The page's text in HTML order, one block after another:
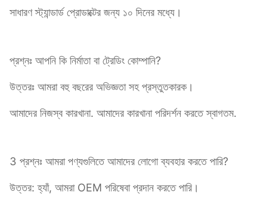
সাধারণ স্ট্যান্ডার্ড প্রোডাক্টের জন্য ১০ দিনের মধ্যে।
প্রশ্নঃ আপনি কি নির্মাতা বা ট্রেডিং কোম্পানি?
উত্তরঃ আমরা বহু বছরের অভিজ্ঞতা সহ প্রস্তুতকারক।
আমাদের নিজস্ব কারখানা. আমাদের কারখানা পরিদর্শন করতে স্বাগতম.
3 প্রশ্নঃ আমরা পণ্যগুলিতে আমাদের লোগো ব্যবহার করতে পারি?
উত্তর: হ্যাঁ, আমরা OEM পরিষেবা প্রদান করতে পারি।